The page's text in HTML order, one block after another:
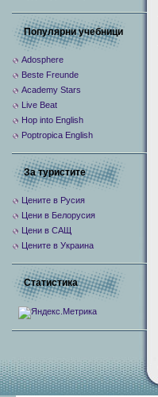
Популярни учебници
Adosphere
Beste Freunde
Academy Stars
Live Beat
Hop into English
Poptropica English
За туристите
Цените в Русия
Цени в Белорусия
Цени в САЩ
Цените в Украина
Статистика